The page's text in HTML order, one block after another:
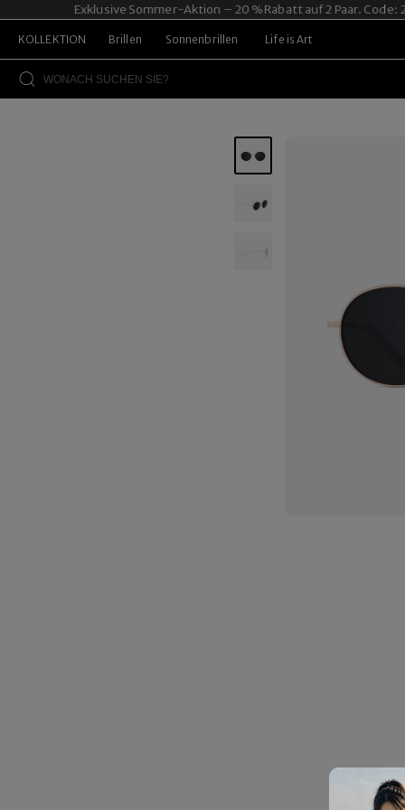
Exklusive Sommer-Aktion – 20 % Rabatt auf 2 Paar. Code:
KOLLEKTION Brillen Sonnenbrillen Life is Art